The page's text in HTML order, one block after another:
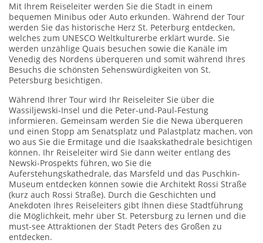
Mit Ihrem Reiseleiter werden Sie die Stadt in einem
bequemen Minibus oder Auto erkunden. Während der Tour
werden Sie das historische Herz St. Peterburg entdecken,
welches zum UNESCO Weltkulturerbe erklärt wurde. Sie
werden unzählige Quais besuchen sowie die Kanäle im
Venedig des Nordens überqueren und somit während Ihres
Besuchs die schönsten Sehenswürdigkeiten von St.
Petersburg besichtigen.
Während Ihrer Tour wird Ihr Reiseleiter Sie über die
Wassiljewski-Insel und die Peter-und-Paul-Festung
informieren. Gemeinsam werden Sie die Newa überqueren
und einen Stopp am Senatsplatz und Palastplatz machen, von
wo aus Sie die Ermitage und die Isaakskathedrale besichtigen
können. Ihr Reiseleiter wird Sie dann weiter entlang des
Newski-Prospekts führen, wo Sie die
Auferstehungskathedrale, das Marsfeld und das Puschkin-
Museum entdecken können sowie die Architekt Rossi Straße
(kurz auch Rossi Straße). Durch die Geschichten und
Anekdoten Ihres Reiseleiters gibt Ihnen diese Stadtführung
die Möglichkeit, mehr über St. Petersburg zu lernen und die
must-see Attraktionen der Stadt Peters des Großen zu
entdecken.